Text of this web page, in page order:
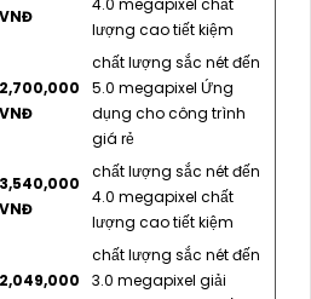
VNĐ
4.0 megapixel chất
lượng cao tiết kiệm
2,700,000
VNĐ
chất lượng sắc nét đến
5.0 megapixel Ứng
dụng cho công trình
giá rẻ
3,540,000
VNĐ
chất lượng sắc nét đến
4.0 megapixel chất
lượng cao tiết kiệm
2,049,000
chất lượng sắc nét đến
3.0 megapixel giải